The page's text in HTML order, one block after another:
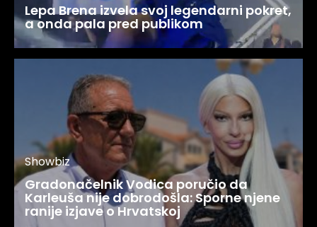
Lepa Brena izvela svoj legendarni pokret,
a onda pala pred publikom
Showbiz
Gradonačelnik Vodica poručio da
Karleuša nije dobrodošla: Sporne njene
ranije izjave o Hrvatskoj